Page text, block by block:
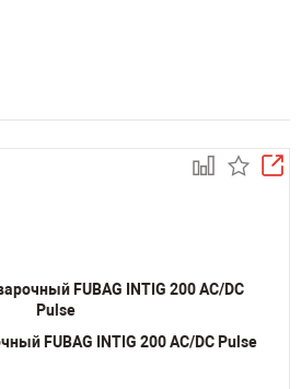
FUBAG INTIG 200 AC/DC Pulse